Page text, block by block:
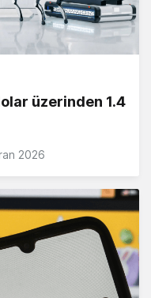
üzerinden 1.4
2026